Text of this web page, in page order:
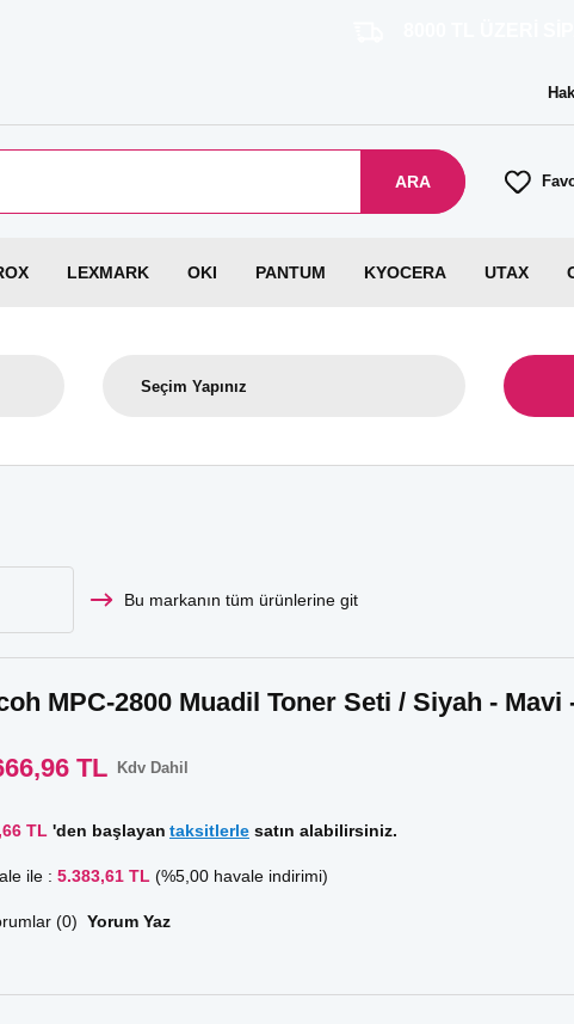
ARA
LEXMARK OKI PANTUM KYOCERA UTAX
Bu markanın tüm ürünlerine git
MPC-2800 Muadil Toner Seti / Siyah - Mavi -
TL Kdv Dahil
TL 'den başlayan taksitlerle satın alabilirsiniz.
ile : 5.383,61 TL (%5,00 havale indirimi)
(0) Yorum Yaz